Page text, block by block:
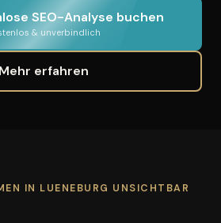
SEO-Analyse buchen
& unverbindlich
Mehr erfahren
IN LUENEBURG UNSICHTBAR